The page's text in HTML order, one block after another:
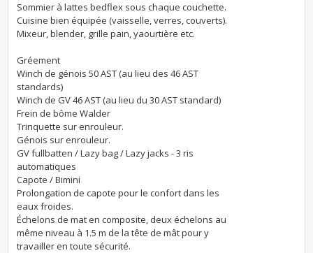
Sommier à lattes bedflex sous chaque couchette.
Cuisine bien équipée (vaisselle, verres, couverts).
Mixeur, blender, grille pain, yaourtière etc.
Gréement
Winch de génois 50 AST (au lieu des 46 AST
standards)
Winch de GV 46 AST (au lieu du 30 AST standard)
Frein de bôme Walder
Trinquette sur enrouleur.
Génois sur enrouleur.
GV fullbatten / Lazy bag / Lazy jacks - 3 ris
automatiques
Capote / Bimini
Prolongation de capote pour le confort dans les
eaux froides.
Échelons de mat en composite, deux échelons au
même niveau à 1.5 m de la tête de mât pour y
travailler en toute sécurité.